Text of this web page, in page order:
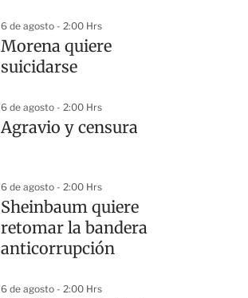
6 de agosto - 2:00 Hrs
Morena quiere
suicidarse
6 de agosto - 2:00 Hrs
Agravio y censura
6 de agosto - 2:00 Hrs
Sheinbaum quiere
retomar la bandera
anticorrupción
6 de agosto - 2:00 Hrs